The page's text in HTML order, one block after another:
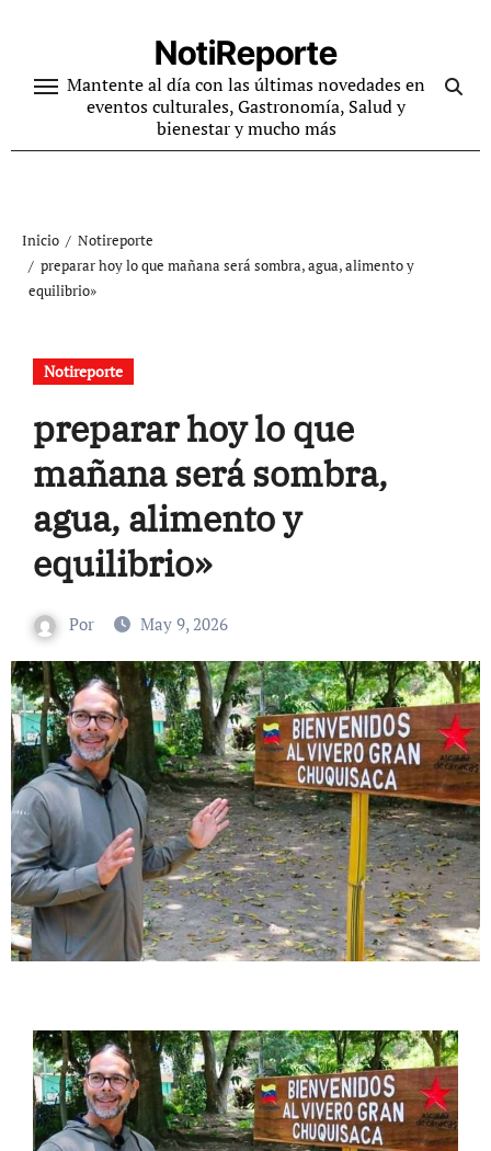
contenido
NotiReporte
Mantente al día con las últimas novedades en
eventos culturales, Gastronomía, Salud y
bienestar y mucho más
Inicio
Notireporte
preparar hoy lo que mañana será sombra, agua, alimento y
equilibrio»
Notireporte
preparar hoy lo que
mañana será sombra,
agua, alimento y
equilibrio»
Por May 9, 2026